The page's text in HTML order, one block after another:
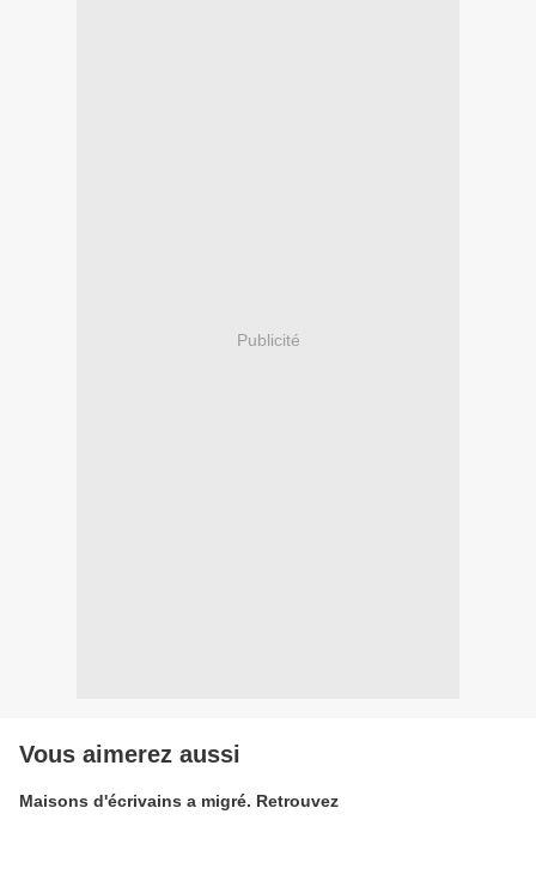
Publicité
Vous aimerez aussi
Maisons d'écrivains a migré. Retrouvez